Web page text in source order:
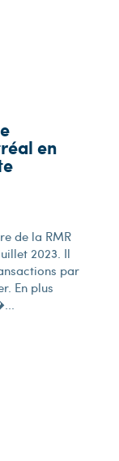
en
de la RMR
2023. Il
par
En plus